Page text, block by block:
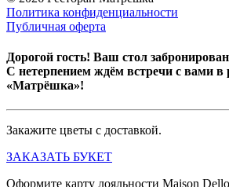
Политика конфиденциальности
Публичная оферта
Дорогой гость! Ваш стол
С нетерпением ждём встречи с вами в
«Матрёшка»!
Закажите цветы с доставкой.
ЗАКАЗАТЬ БУКЕТ
Оформите карту лояльности Maison